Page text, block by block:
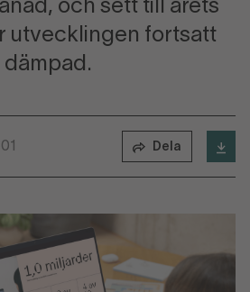
och sett till årets
utvecklingen fortsatt
dämpad.
Dela